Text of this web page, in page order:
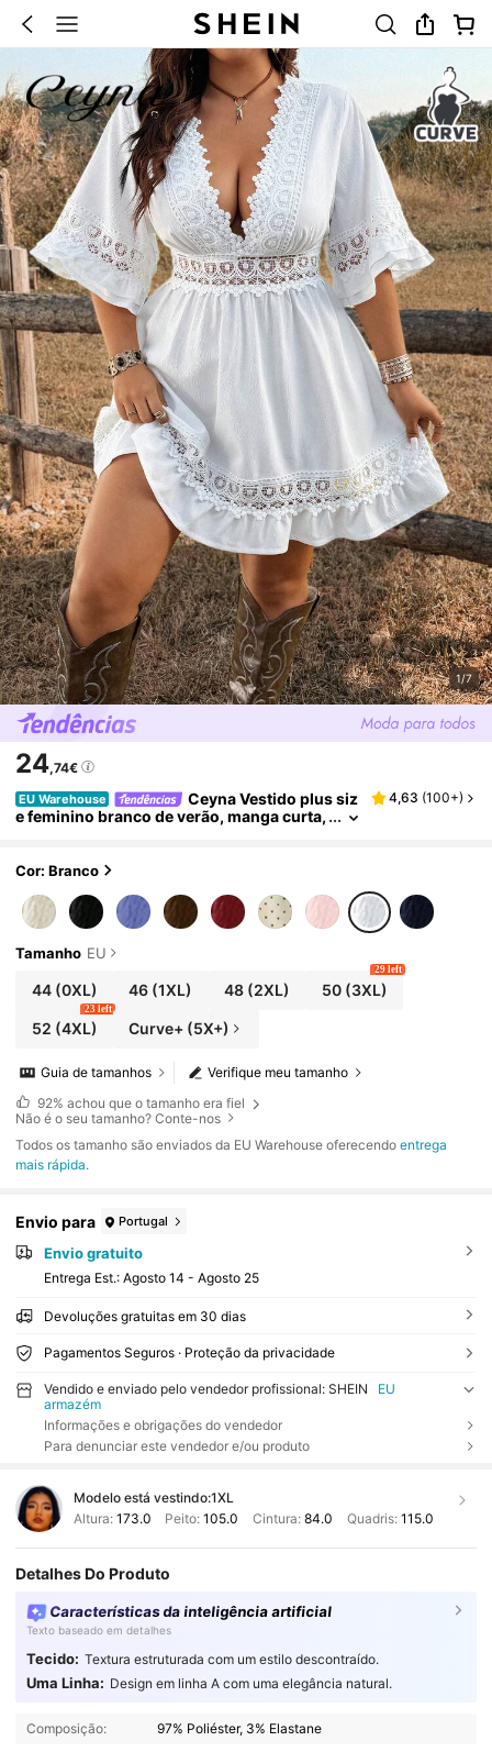
1/7
24,74€
EU Warehouse
Ceyna Vestido plus siz
e feminino branco de verão, manga curta,
4,63 (100+)
Cor: Branco
Tamanho EU
44(0XL) 46 (1XL) 48(2XL) 50(3XL)
29 left
52 (4XL)
23 left
Curve+ (5X+)
Verifique meu tamanho
Guia de tamanhos
92% achou que o tamanho era fiel
Não é o seu tamanho? Conte-nos
Todos os tamanho são enviados da EU Warehouse oferecendoentrega
mais rápida.
Envio para Portugal
Envio gratuito
Entrega Est.: Agosto 14 - Agosto 25
Devoluções gratuitas em 30 dias
Pagamentos Seguros · Proteção da privacidade
Vendido e enviado pelo vendedor profissional: SHEIN
EU
armazém
Informações e obrigações do vendedor
Para denunciar este vendedor e/ou produto
Modelo está vestindo:1XL
Altura: 173.0 Peito:105.0 Cintura: 84.0 Quadris: 115.0
Detalhes Do Produto
Características da inteligência artificial
Texto baseado em detalhes
Tecido: Textura estruturada com um estilo descontraído.
Uma Linha: Design em linha A com uma elegância natural.
Composição: 97% Poliéster, 3% Elastane